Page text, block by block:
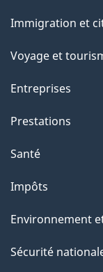
sujets
Immigration et
Voyage et
Entreprises
Prestations
Santé
Impôts
Environnement
Sécurité